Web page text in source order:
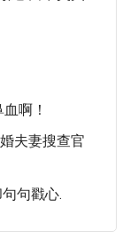
啊！
夫妻搜查官
句戳心.